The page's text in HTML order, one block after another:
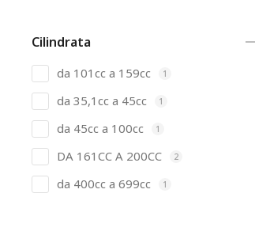
Cilindrata
da 101cc a 159cc 1
da 35,1cc a 45cc 1
da 45cc a 100cc 1
DA 161CC A 200CC 2
da 400cc a 699cc 1